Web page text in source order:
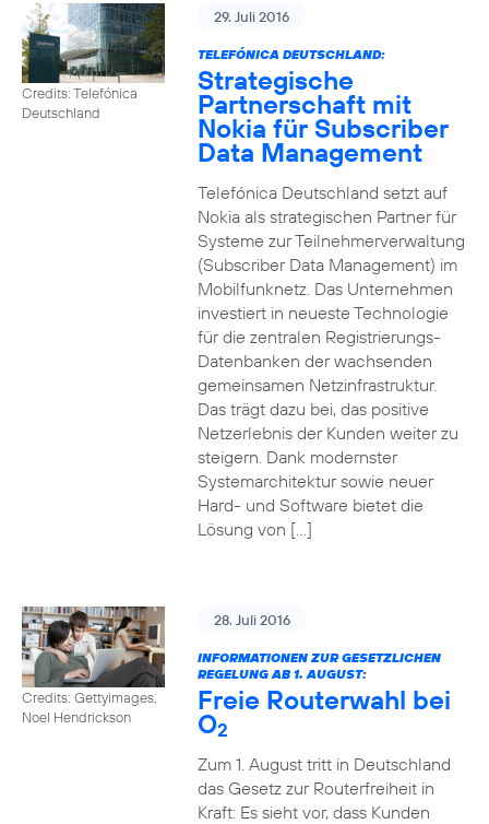
Credits: Telefónica
Deutschland
29. Juli 2016
TELEFÓNICA DEUTSCHLAND:
Strategische
Partnerschaft mit
Nokia für Subscriber
Data Management
Telefónica Deutschland setzt auf
Nokia als strategischen Partner für
Systeme zur Teilnehmerverwaltung
(Subscriber Data Management) im
Mobilfunknetz. Das Unternehmen
investiert in neueste Technologie
für die zentralen Registrierungs-
Datenbanken der wachsenden
gemeinsamen Netzinfrastruktur.
Das trägt dazu bei, das positive
Netzerlebnis der Kunden weiter zu
steigern. Dank modernster
Systemarchitektur sowie neuer
Hard- und Software bietet die
Lösung von […]
Credits: Gettyimages,
Noel Hendrickson
28. Juli 2016
INFORMATIONEN ZUR GESETZLICHEN
REGELUNG AB 1. AUGUST:
Freie Routerwahl bei
O2
Zum 1. August tritt in Deutschland
das Gesetz zur Routerfreiheit in
Kraft: Es sieht vor, dass Kunden